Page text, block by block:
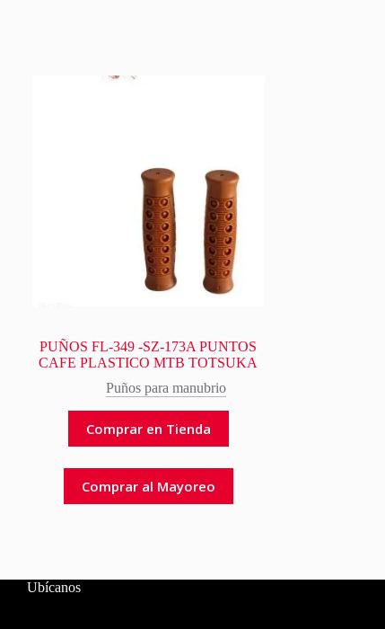
PUÑOS FL-349 -SZ-173A PUNTOS
CAFE PLASTICO MTB TOTSUKA
Puños para manubrio
Comprar en Tienda
Comprar al Mayoreo
Ubícanos